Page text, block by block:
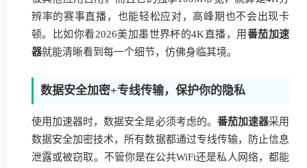
辨率的赛事直播，也能轻松应对，高峰期也不会出现卡
顿。比如你看2026美加墨世界杯的4K直播，用番茄加速
器就能清晰看到每一个细节，仿佛身临其境。
数据安全加密+专线传输，保护你的隐私
使用加速器时，数据安全是必须考虑的。 番茄加速器采用
数据安全加密技术，所有数据都通过专线传输，防止信息
泄露或被窃取。不管你是在公共WiFi还是私人网络，都能